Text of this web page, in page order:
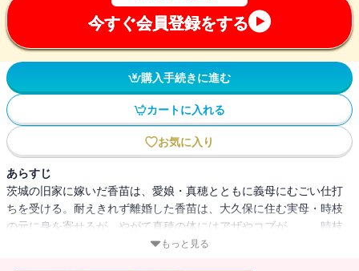
今すぐ会員登録をする
購入手続きに進む
カートに入れる
お気に入り
あらすじ
茨城の旧家に嫁いだ香苗は、愛娘・真穂とともに義母にむごい仕打
ちを受ける。耐えきれず離婚した香苗は、大久保に住む実母・時枝
の元に身を寄せるが、やがて真穂の体にはアザやコブが……。時枝
も真穂も「何も知らない」といいはるが、隣に住む女は「老女の声
もっと見る